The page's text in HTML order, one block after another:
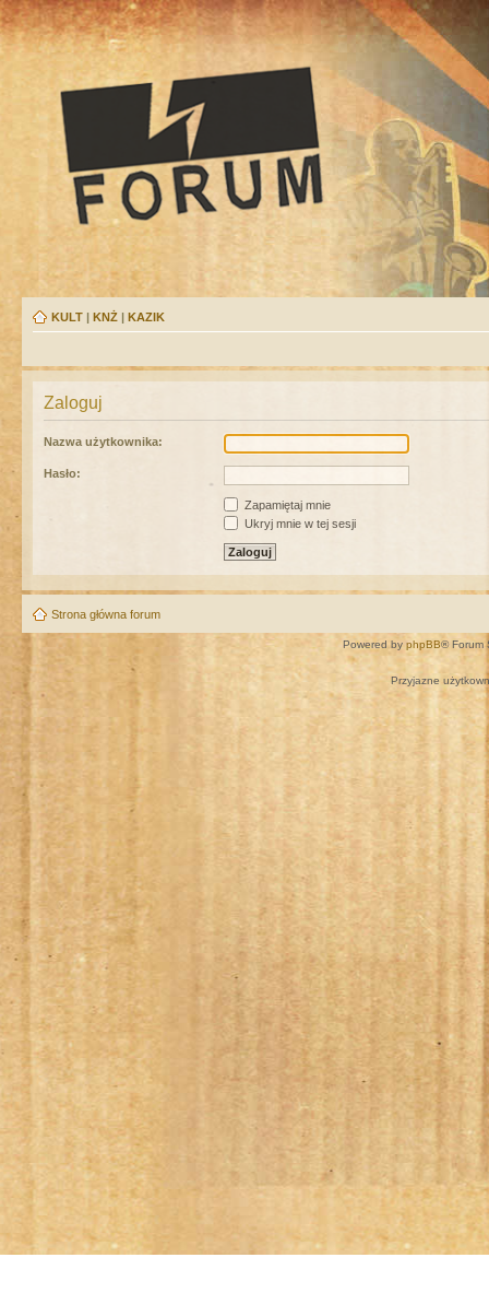
KULT | KNŻ | KAZIK
Zaloguj
Nazwa użytkownika:
Hasło:
Zapamiętaj mnie
Ukryj mnie w tej sesji
Strona główna forum
Powered by phpBB® Forum
Przyjazne